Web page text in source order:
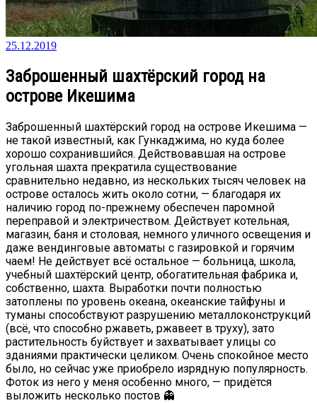
25.12.2019
Заброшенный шахтёрский город на
острове Икешима
Заброшенный шахтёрский город на острове Икешима —
не такой известный, как Гункаджима, но куда более
хорошо сохранившийся. Действовавшая на острове
угольная шахта прекратила существование
сравнительно недавно, из нескольких тысяч человек на
острове осталось жить около сотни, — благодаря их
наличию город по-прежнему обеспечен паромной
переправой и электричеством. Действует котельная,
магазин, баня и столовая, немного уличного освещения и
даже вендинговые автоматы с газировкой и горячим
чаем! Не действует всё остальное — больница, школа,
учебный шахтёрский центр, обогатительная фабрика и,
собственно, шахта. Выработки почти полностью
затоплены по уровень океана, океанские тайфуны и
туманы способствуют разрушению металлоконструкций
(всё, что способно ржаветь, ржавеет в труху), зато
растительность буйствует и захватывает улицы со
зданиями практически целиком. Очень спокойное место
было, но сейчас уже приобрело изрядную популярность.
Фоток из него у меня особенно много, — придётся
выложить несколько постов 👻